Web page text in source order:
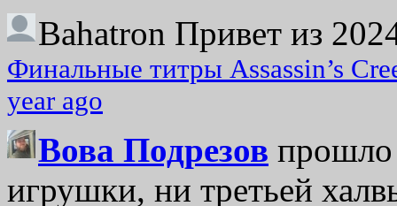
Bahatron Привет из
Финальные титры Assassin’s
year ago
Вова Подрезов прошло
игрушки, ни третьей